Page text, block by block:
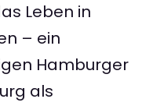
Leben in
– ein
Hamburger
als